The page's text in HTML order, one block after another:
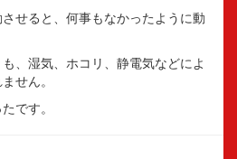
せると、何事もなかったように動
、湿気、ホコリ、静電気などによ
せん。
です。